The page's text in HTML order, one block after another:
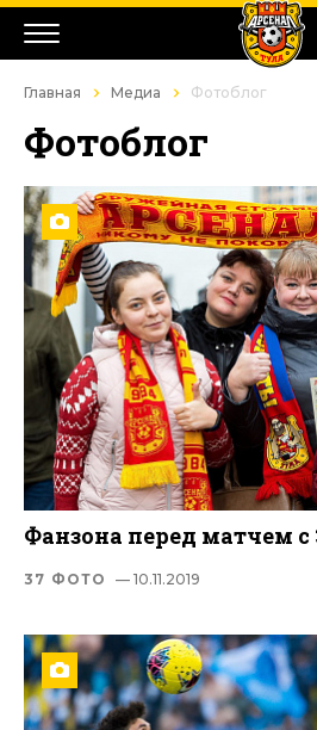
Главная Медиа Фотоблог
Фотоблог
Фанзона перед матчем
37 ФОТО — 10.11.2019